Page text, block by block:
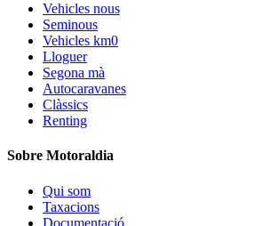
Vehicles nous
Seminous
Vehicles km0
Lloguer
Segona mà
Autocaravanes
Clàssics
Renting
Sobre Motoraldia
Qui som
Taxacions
Documentació